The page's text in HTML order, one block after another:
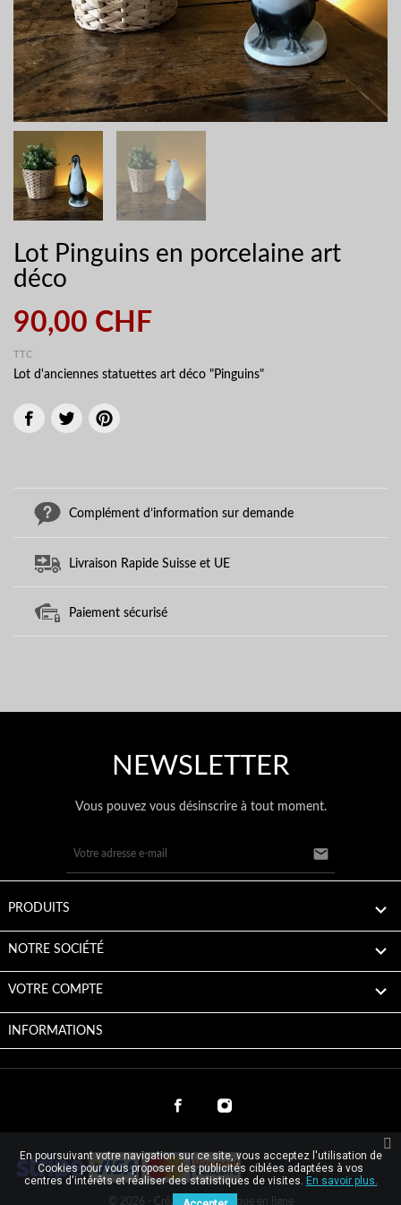
Lot Pinguins en porcelaine art
déco
90,00 CHF
TTC
Lot d'anciennes statuettes art déco "Pinguins"
Complément d’information sur demande
Livraison Rapide Suisse et UE
Paiement sécurisé
NEWSLETTER
Vous pouvez vous désinscrire à tout moment.

PRODUITS 
NOTRE SOCIÉTÉ 
VOTRE COMPTE 
INFORMATIONS
© 2026 - Création de boutique en ligne
En poursuivant votre navigation sur ce site, vous acceptez l'utilisation de
Cookies pour vous proposer des publicités ciblées adaptées à vos
centres d'intérêts et réaliser des statistiques de visites. En savoir plus.